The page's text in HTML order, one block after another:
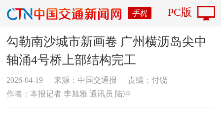
手机 PC版
勾勒南沙城市新画卷 广州横沥岛尖中
轴涌4号桥上部结构完工
2026-04-19 来源：中国交通报
责编：付饶
作者：本报记者 李旭雅 通讯员 陆冲